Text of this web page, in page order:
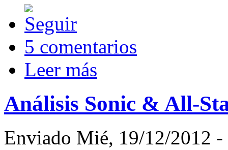
5 comentarios
Leer más
Análisis Sonic & All-
Enviado Mié, 19/12/2012